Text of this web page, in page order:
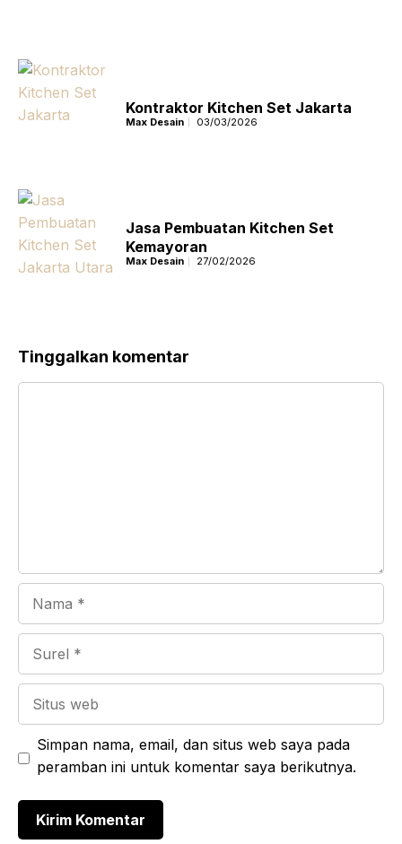
Kontraktor Kitchen Set Jakarta
Max Desain 03/03/2026
Jasa Pembuatan Kitchen Set
Kemayoran
Max Desain 27/02/2026
Tinggalkan komentar
web
Simpan nama, email, dan situs web saya pada
peramban ini untuk komentar saya berikutnya.